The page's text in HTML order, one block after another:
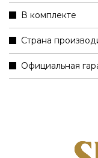
В комплекте
Страна
Официальная